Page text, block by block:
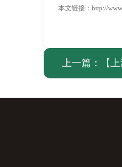
本文链接：http://
上一篇： 【